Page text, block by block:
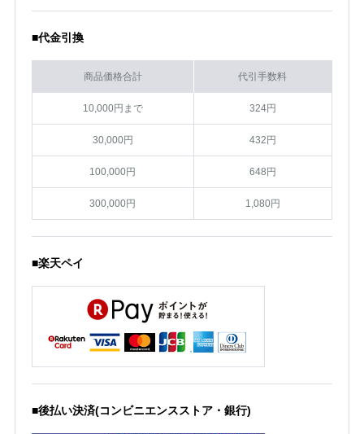
■代金引換
商品価格合計 代引手数料
10,000円まで 324円
30,000円 432円
100,000円 648円
300,000円 1,080円
■楽天ペイ
■後払い決済(コンビニエンスストア・銀行)